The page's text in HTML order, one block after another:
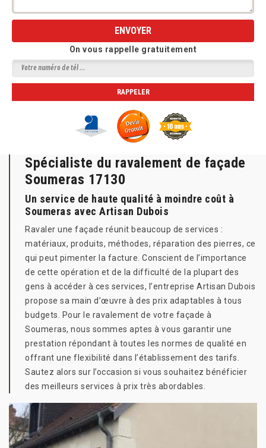
On vous rappelle gratuitement
Spécialiste du ravalement de façade
Soumeras 17130
Un service de haute qualité à moindre coût à
Soumeras avec Artisan Dubois
Ravaler une façade réunit beaucoup de services :
matériaux, produits, méthodes, réparation des pierres, ce
qui peut pimenter la facture. Conscient de l’importance
de cette opération et de la difficulté de la plupart des
gens à accéder à ces services, l’entreprise Artisan Dubois
propose sa main d’œuvre à des prix adaptables à tous
budgets. Pour le ravalement de votre façade à
Soumeras, nous sommes aptes à vous garantir une
prestation répondant à toutes les normes de qualité en
offrant une flexibilité dans l’établissement des tarifs.
Sautez alors sur l’occasion si vous souhaitez bénéficier
des meilleurs services à prix très abordables.